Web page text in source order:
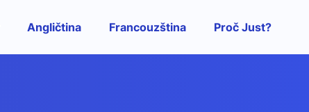
Angličtina Francouzština Proč Just?